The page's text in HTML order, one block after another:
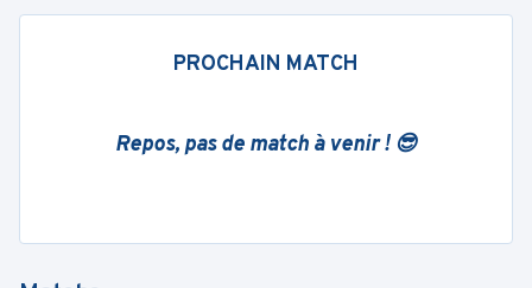
PROCHAIN MATCH
Repos, pas de match à venir ! 😎